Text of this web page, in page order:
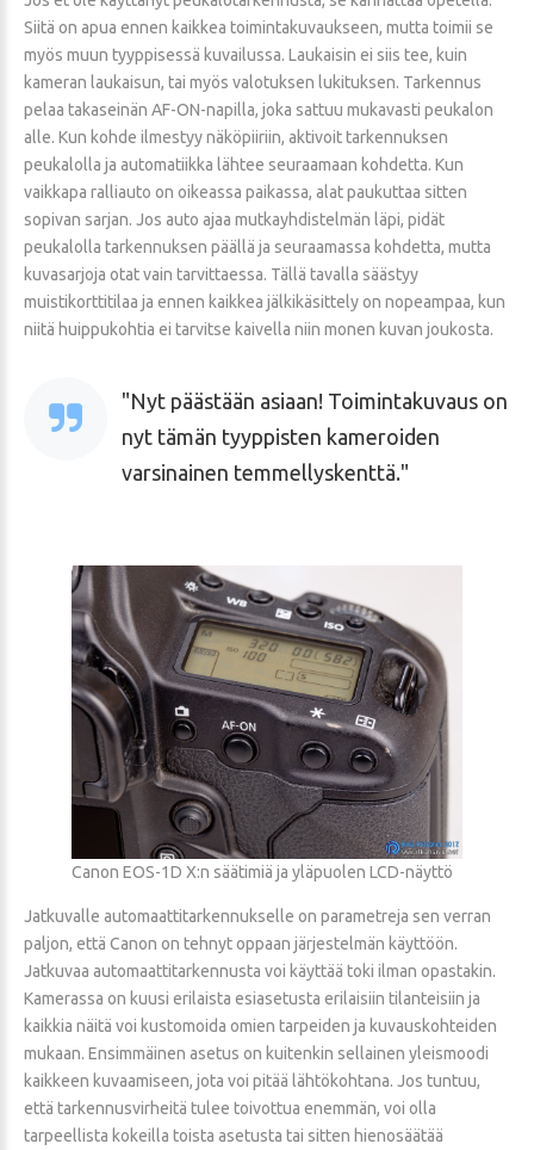
Siitä on apua ennen kaikkea toimintakuvaukseen, mutta toimii se
myös muun tyyppisessä kuvailussa. Laukaisin ei siis tee, kuin
kameran laukaisun, tai myös valotuksen lukituksen. Tarkennus
pelaa takaseinän AF-ON-napilla, joka sattuu mukavasti peukalon
alle. Kun kohde ilmestyy näköpiiriin, aktivoit tarkennuksen
peukalolla ja automatiikka lähtee seuraamaan kohdetta. Kun
vaikkapa ralliauto on oikeassa paikassa, alat paukuttaa sitten
sopivan sarjan. Jos auto ajaa mutkayhdistelmän läpi, pidät
peukalolla tarkennuksen päällä ja seuraamassa kohdetta, mutta
kuvasarjoja otat vain tarvittaessa. Tällä tavalla säästyy
muistikorttitilaa ja ennen kaikkea jälkikäsittely on nopeampaa, kun
niitä huippukohtia ei tarvitse kaivella niin monen kuvan joukosta.
Nyt päästään asiaan! Toimintakuvaus on
nyt tämän tyyppisten kameroiden
varsinainen temmellyskenttä.
Canon EOS-1D X:n säätimiä ja yläpuolen LCD-näyttö
Jatkuvalle automaattitarkennukselle on parametreja sen verran
paljon, että Canon on tehnyt oppaan järjestelmän käyttöön.
Jatkuvaa automaattitarkennusta voi käyttää toki ilman opastakin.
Kamerassa on kuusi erilaista esiasetusta erilaisiin tilanteisiin ja
kaikkia näitä voi kustomoida omien tarpeiden ja kuvauskohteiden
mukaan. Ensimmäinen asetus on kuitenkin sellainen yleismoodi
kaikkeen kuvaamiseen, jota voi pitää lähtökohtana. Jos tuntuu,
että tarkennusvirheitä tulee toivottua enemmän, voi olla
tarpeellista kokeilla toista asetusta tai sitten hienosäätää